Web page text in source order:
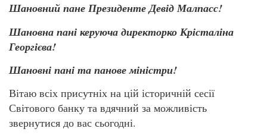
Шановний пане Президенте Девід Малпасс!
Шановна пані керуюча директорко Крісталіна
Георгієва!
Шановні пані та панове міністри!
Вітаю всіх присутніх на цій історичній сесії
Світового банку та вдячний за можливість
звернутися до вас сьогодні.